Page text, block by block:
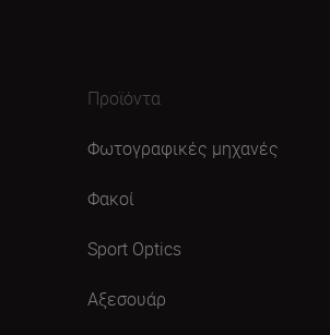
Προϊόντα
Φωτογραφικές μηχανές
Φακοί
Sport Optics
Αξεσουάρ